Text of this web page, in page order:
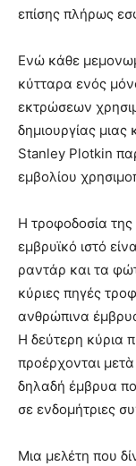
επίσης πλήρως
Ενώ κάθε
κύτταρα ενός
εκτρώσεων
δημιουργίας μιας
Stanley Plotkin
εμβολίου
Η τροφοδοσία
εμβρυϊκό ιστό
ραντάρ και τα
κύριες πηγές
ανθρώπινα
Η δεύτερη κύρια
προέρχονται μετὰ
δηλαδή έμβρυα
σε ενδομήτριες
Μια μελέτη που